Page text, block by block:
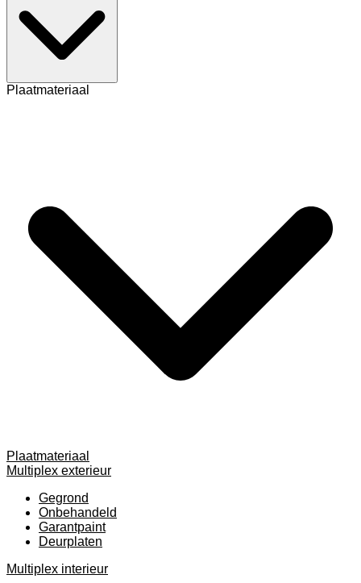
Plaatmateriaal
Plaatmateriaal
Multiplex exterieur
Gegrond
Onbehandeld
Garantpaint
Deurplaten
Multiplex interieur